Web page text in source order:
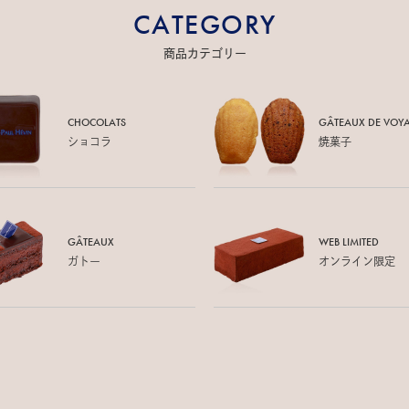
CATEGORY
商品カテゴリー
CHOCOLATS
ショコラ
GÂTEAUX DE
焼菓子
GÂTEAUX
ガトー
WEB LIMITED
オンライン限定